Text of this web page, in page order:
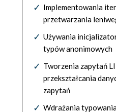
Implementowania
przetwarzania
Używania
typów anonimowych
Tworzenia zapytań
przekształcania
zapytań
Wdrażania